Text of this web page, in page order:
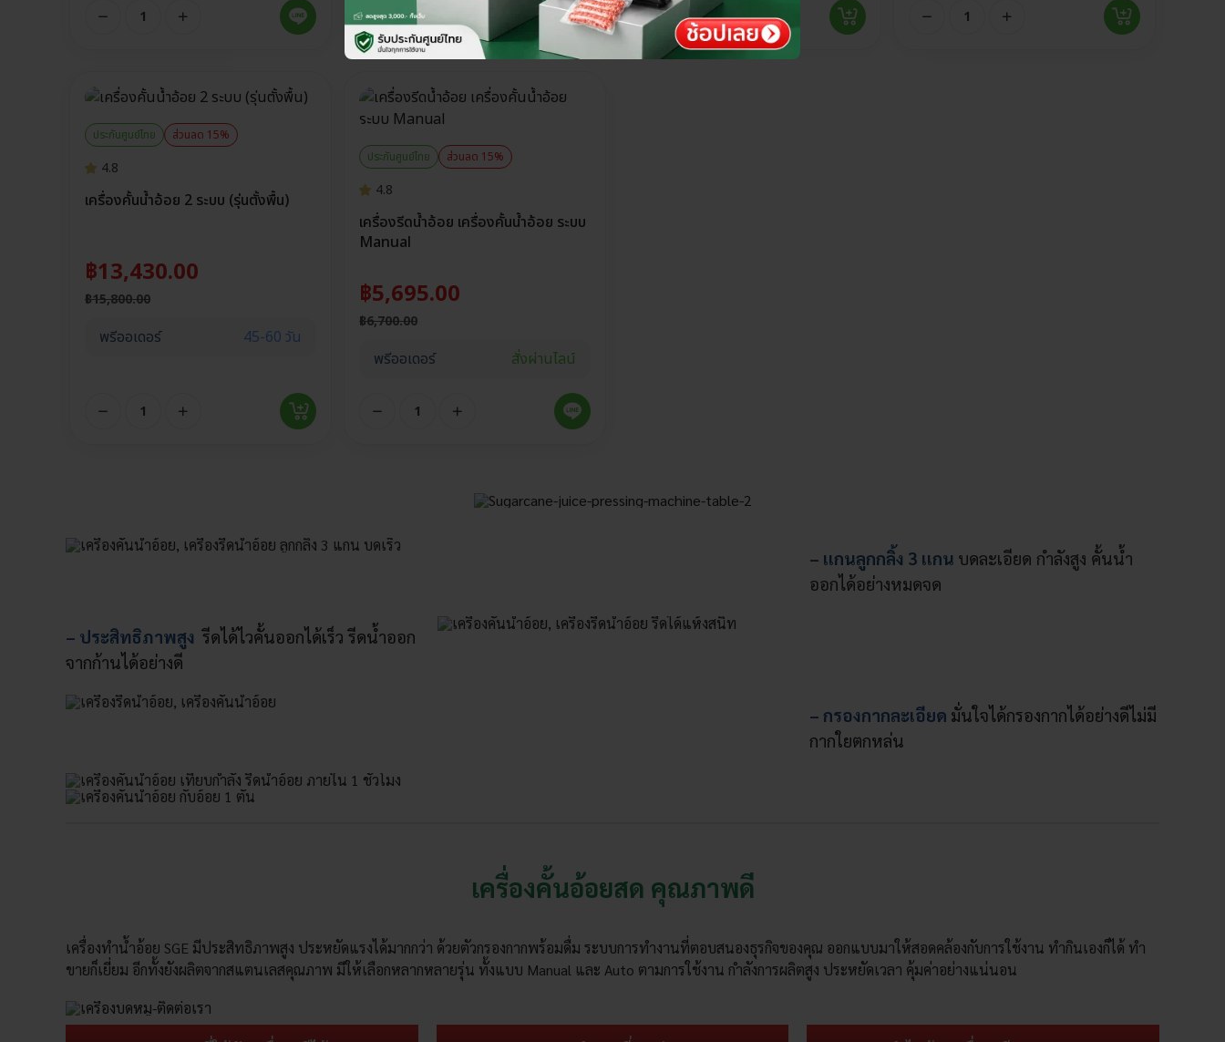
ประกันศูนย์ไทย ส่วนลด 15%
4.8
เครื่องคั้นน้ำอ้อย 2 ระบบ (รุ่นตั้งพื้น)
฿13,430.00
฿15,800.00
พรีออเดอร์ 45-60 วัน
ประกันศูนย์ไทย ส่วนลด 15%
4.8
เครื่องรีดน้ำอ้อย เครื่องคั้นน้ำอ้อย ระบบ
Manual
฿5,695.00
฿6,700.00
พรีออเดอร์ สั่งผ่านไลน์
– เเกนลูกกลิ้ง 3 เเกน บดละเอียด กำลังสูง คั้นน้ำ
ออกได้อย่างหมดจด
– ประสิทธิภาพสูงรีดได้ไวคั้นออกได้เร็ว รีดน้ำออก
จากก้านได้อย่างดี
– กรองกากละเอียด มั่นใจได้กรองกากได้อย่างดีไม่มี
กากใยตกหล่น
เครื่องคั้นอ้อยสด คุณภาพดี
เครื่องทำน้ำอ้อย SGE มีประสิทธิภาพสูง ประหยัดแรงได้มากกว่า ด้วยตัวกรองกากพร้อมดื่ม ระบบการทำงานที่ตอบสนองธุรกิจของคุณ ออกแบบมาให้สอดคล้องกับการใช้งาน ทำกินเองก็ได้ ทำ
ขายก็เยี่ยม อีกทั้งยังผลิตจากสแตนเลสคุณภาพ มีให้เลือกหลากหลายรุ่น ทั้งแบบ Manual และ Auto ตามการใช้งาน กำลังการผลิตสูง ประหยัดเวลา คุ้มค่าอย่างแน่นอน